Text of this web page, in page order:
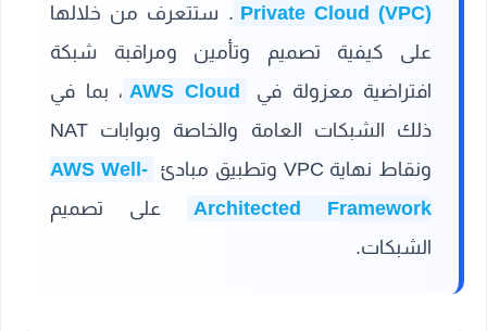
Private Cloud (VPC) . ستتعرف من خلالها
على كيفية تصميم وتأمين ومراقبة شبكة
افتراضية معزولة في
AWS Cloud ، بما في
ذلك الشبكات العامة والخاصة وبوابات NAT
ونقاط نهاية VPC وتطبيق مبادئ
AWS Well-
Architected Framework
على تصميم
الشبكات.